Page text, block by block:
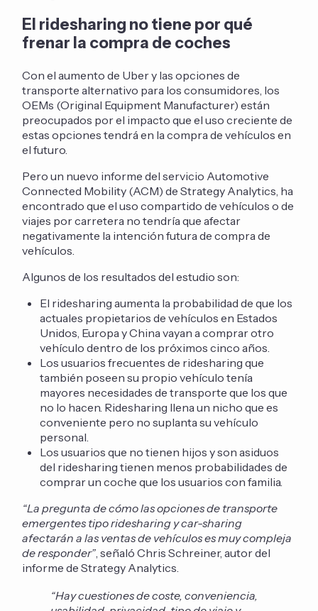
El ridesharing no tiene por qué
frenar la compra de coches
Con el aumento de Uber y las opciones de
transporte alternativo para los consumidores, los
OEMs (Original Equipment Manufacturer) están
preocupados por el impacto que el uso creciente de
estas opciones tendrá en la compra de vehículos en
el futuro.
Pero un nuevo informe del servicio Automotive
Connected Mobility (ACM) de Strategy Analytics, ha
encontrado que el uso compartido de vehículos o de
viajes por carretera no tendría que afectar
negativamente la intención futura de compra de
vehículos.
Algunos de los resultados del estudio son:
El ridesharing aumenta la probabilidad de que los
actuales propietarios de vehículos en Estados
Unidos, Europa y China vayan a comprar otro
vehículo dentro de los próximos cinco años.
Los usuarios frecuentes de ridesharing que
también poseen su propio vehículo tenía
mayores necesidades de transporte que los que
no lo hacen. Ridesharing llena un nicho que es
conveniente pero no suplanta su vehículo
personal.
Los usuarios que no tienen hijos y son asiduos
del ridesharing tienen menos probabilidades de
comprar un coche que los usuarios con familia.
“La pregunta de cómo las opciones de transporte
emergentes tipo ridesharing y car-sharing
afectarán a las ventas de vehículos es muy compleja
de responder”, señaló Chris Schreiner, autor del
informe de Strategy Analytics.
“Hay cuestiones de coste, conveniencia,